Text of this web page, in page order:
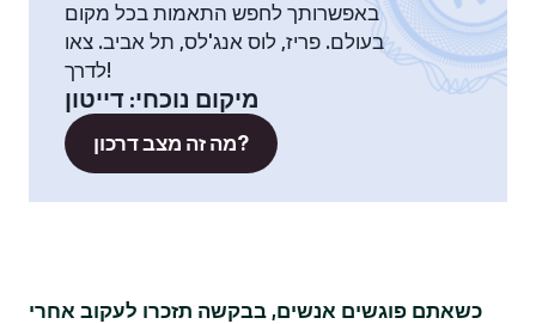
באפשרותך לחפש התאמות בכל מקום
בעולם. פריז, לוס אנג'לס, תל אביב. צאו
לדרך!
מיקום נוכחי: דייטון
מה זה מצב דרכון?
כשאתם פוגשים אנשים, בבקשה תזכרו לעקוב אחרי